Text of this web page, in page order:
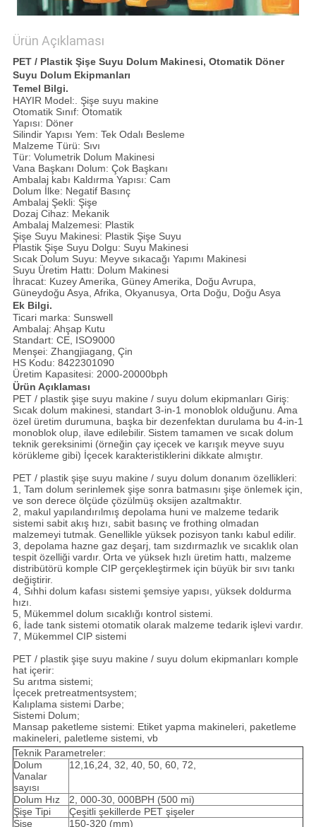
Ürün Açıklaması
PET / Plastik Şişe Suyu Dolum Makinesi, Otomatik Döner
Suyu Dolum Ekipmanları
Temel Bilgi.
HAYIR Model:. Şişe suyu makine
Otomatik Sınıf: Otomatik
Yapısı: Döner
Silindir Yapısı Yem: Tek Odalı Besleme
Malzeme Türü: Sıvı
Tür: Volumetrik Dolum Makinesi
Vana Başkanı Dolum: Çok Başkanı
Ambalaj kabı Kaldırma Yapısı: Cam
Dolum İlke: Negatif Basınç
Ambalaj Şekli: Şişe
Dozaj Cihaz: Mekanik
Ambalaj Malzemesi: Plastik
Şişe Suyu Makinesi: Plastik Şişe Suyu
Plastik Şişe Suyu Dolgu: Suyu Makinesi
Sıcak Dolum Suyu: Meyve sıkacağı Yapımı Makinesi
Suyu Üretim Hattı: Dolum Makinesi
İhracat: Kuzey Amerika, Güney Amerika, Doğu Avrupa,
Güneydoğu Asya, Afrika, Okyanusya, Orta Doğu, Doğu Asya
Ek Bilgi.
Ticari marka: Sunswell
Ambalaj: Ahşap Kutu
Standart: CE, ISO9000
Menşei: Zhangjiagang, Çin
HS Kodu: 8422301090
Üretim Kapasitesi: 2000-20000bph
Ürün Açıklaması
PET / plastik şişe suyu makine / suyu dolum ekipmanları Giriş:
Sıcak dolum makinesi, standart 3-in-1 monoblok olduğunu. Ama
özel üretim durumuna, başka bir dezenfektan durulama bu 4-in-1
monoblok olup, ilave edilebilir. Sistem tamamen ve sıcak dolum
teknik gereksinimi (örneğin çay içecek ve karışık meyve suyu
körükleme gibi) İçecek karakteristiklerini dikkate almıştır.
PET / plastik şişe suyu makine / suyu dolum donanım özellikleri:
1, Tam dolum serinlemek şişe sonra batmasını şişe önlemek için,
ve son derece ölçüde çözülmüş oksijen azaltmaktır.
2, makul yapılandırılmış depolama huni ve malzeme tedarik
sistemi sabit akış hızı, sabit basınç ve frothing olmadan
malzemeyi tutmak. Genellikle yüksek pozisyon tankı kabul edilir.
3, depolama hazne gaz deşarj, tam sızdırmazlık ve sıcaklık olan
tespit özelliği vardır. Orta ve yüksek hızlı üretim hattı, malzeme
distribütörü komple CIP gerçekleştirmek için büyük bir sıvı tankı
değiştirir.
4, Sıhhi dolum kafası sistemi şemsiye yapısı, yüksek doldurma
hızı.
5, Mükemmel dolum sıcaklığı kontrol sistemi.
6, İade tank sistemi otomatik olarak malzeme tedarik işlevi vardır.
7, Mükemmel CIP sistemi
PET / plastik şişe suyu makine / suyu dolum ekipmanları komple
hat içerir:
Su arıtma sistemi;
İçecek pretreatmentsystem;
Kalıplama sistemi Darbe;
Sistemi Dolum;
Mansap paketleme sistemi: Etiket yapma makineleri, paketleme
makineleri, paletleme sistemi, vb
Teknik Parametreler:
Dolum
Vanalar
sayısı
12,16,24, 32, 40, 50, 60, 72,
Dolum Hız
2, 000-30, 000BPH (500 mi)
Şişe Tipi
Çeşitli şekillerde PET şişeler
Şişe
150-320 (mm)